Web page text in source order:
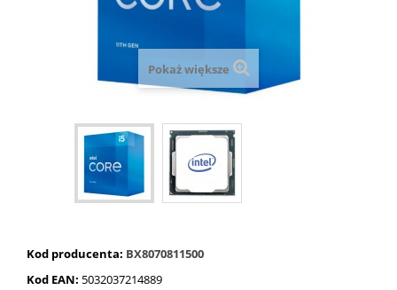
Pokaż większe
Kod producenta: BX8070811500
Kod EAN: 5032037214889